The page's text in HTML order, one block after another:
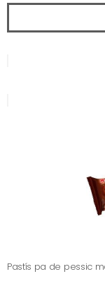
Pastís pa de pessic